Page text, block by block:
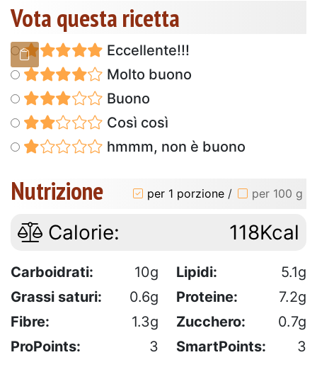
Vota questa ricetta
Eccellente!!!
Molto buono
Buono
Così così
hmmm, non è buono
Nutrizione per 1 porzione / per 100 g
Calorie: 118Kcal
Carboidrati: 10g Lipidi:
5.1g
Grassi saturi:
0.6g Proteine:
7.2g
Fibre:
1.3g Zucchero:
0.7g
ProPoints:
3 SmartPoints: 3